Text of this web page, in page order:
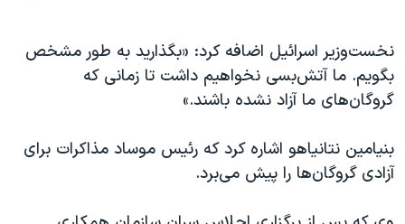
نخست‌وزیر اسرائیل اضافه کرد: «بگذارید به طور مشخص
بگویم. ما آتش‌بسی نخواهیم داشت تا زمانی که
گروگان‌های ما آزاد نشده باشند.»
بنیامین نتانیاهو اشاره کرد که رئیس موساد مذاکرات برای
آزادی گروگان‌ها را پیش می‌برد.